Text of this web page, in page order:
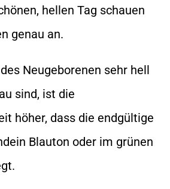
hellen Tag schauen
genau an.
Neugeborenen sehr hell
sind, ist die
höher, dass die endgültige
Blauton oder im grünen